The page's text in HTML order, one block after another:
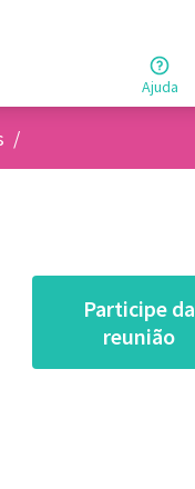
Ajuda
/
Participe da
reunião